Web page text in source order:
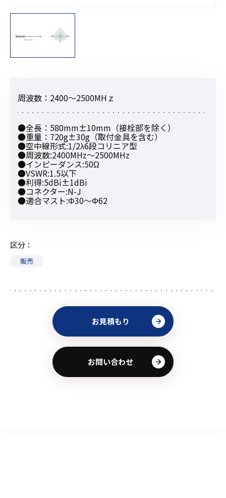
周波数：2400〜2500MHｚ
●全長：580mm±10mm（接栓部を除く）
●重量：720g±30g（取付金具を含む）
●空中線形式:1/2λ6段コリニア型
●周波数:2400MHz〜2500MHz
●インピーダンス:50Ω
●VSWR:1.5以下
●利得:5dBi±1dBi
●コネクター:N-J
●適合マスト:Φ30〜Φ62
区分
販売
お見積もり
お問い合わせ